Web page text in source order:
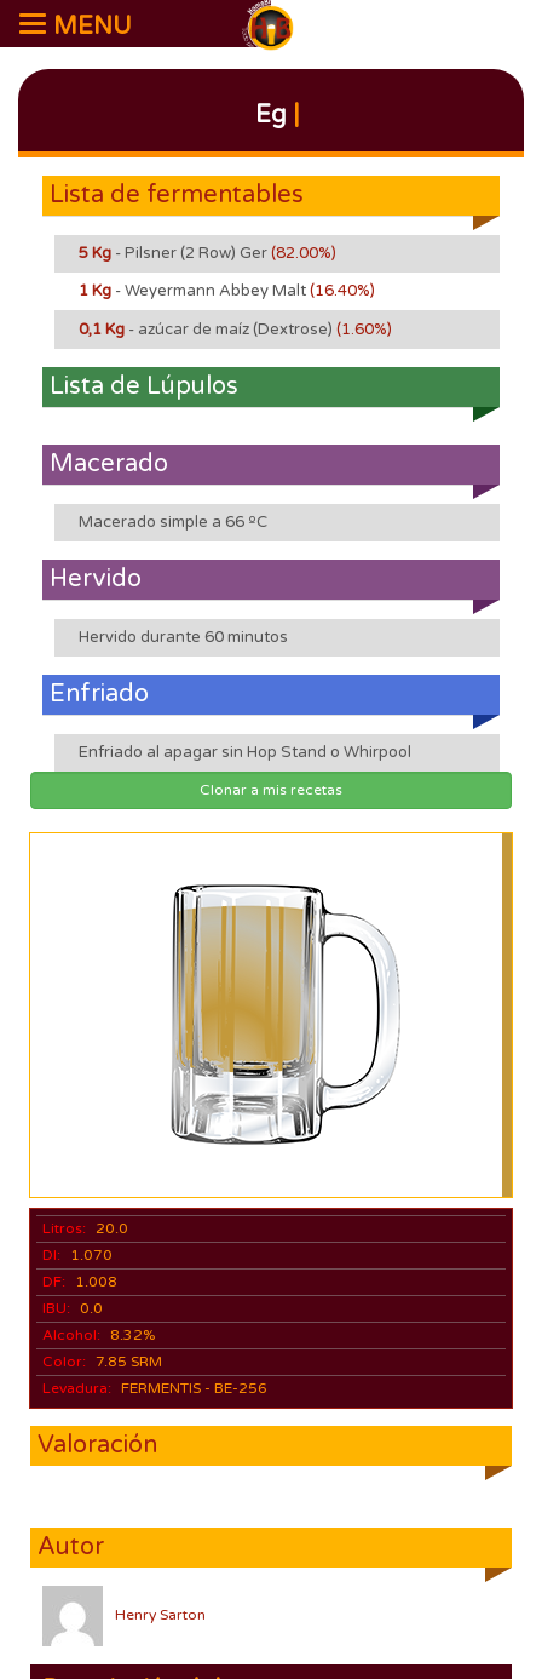
MENU
Eg
Lista de fermentables
5 Kg - Pilsner (2 Row) Ger(82.00%)
1 Kg - Weyermann Abbey Malt(16.40%)
0,1 Kg - azúcar de maíz (Dextrose) (1.60%)
Lista de Lúpulos
Macerado
Macerado simple a 66 ºC
Hervido
Hervido durante 60 minutos
Enfriado
Enfriado al apagar sin Hop Stand o Whirpool
Clonar a mis recetas
Litros:
20.0
DI:
1.070
DF:
1.008
IBU:
0.0
Alcohol:
8.32%
Color: 7.85 SRM
Levadura: FERMENTIS - BE-256
Valoración
Autor
Henry Sarton